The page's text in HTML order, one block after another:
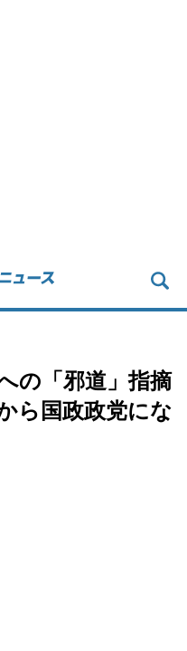
の「邪道」指摘
ら国政政党にな